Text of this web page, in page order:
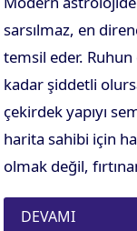
sarsılmaz, en
temsil eder.
kadar şiddetli
çekirdek yapıyı
harita sahibi için
olmak değil,
DEVAMI